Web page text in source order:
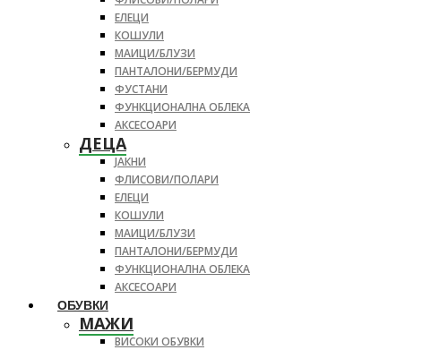
ЕЛЕЦИ
КОШУЛИ
МАИЦИ/БЛУЗИ
ПАНТАЛОНИ/БЕРМУДИ
ФУСТАНИ
ФУНКЦИОНАЛНА ОБЛЕКА
АКСЕСОАРИ
ДЕЦА
ЈАКНИ
ФЛИСОВИ/ПОЛАРИ
ЕЛЕЦИ
КОШУЛИ
МАИЦИ/БЛУЗИ
ПАНТАЛОНИ/БЕРМУДИ
ФУНКЦИОНАЛНА ОБЛЕКА
АКСЕСОАРИ
ОБУВКИ
МАЖИ
ВИСОКИ ОБУВКИ